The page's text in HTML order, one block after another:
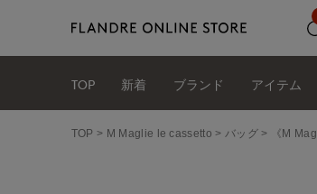
TOP 新着 ブランド アイテム
TOP M Maglie le cassetto バッグ 《M